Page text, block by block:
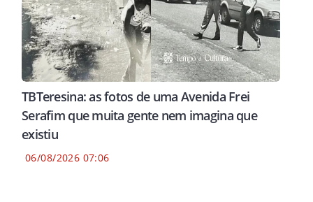
TBTeresina: as fotos de uma Avenida Frei
Serafim que muita gente nem imagina que
existiu
06/08/2026 07:06